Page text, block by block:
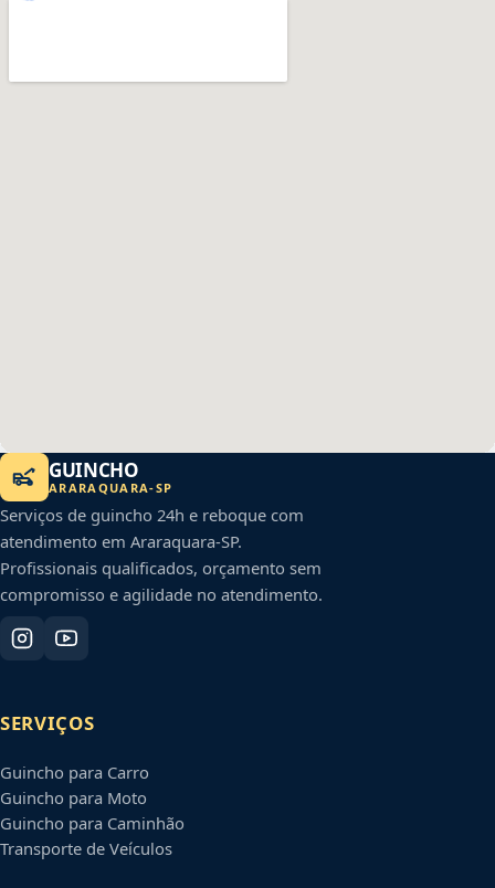
GUINCHO
ARARAQUARA-SP
Serviços de guincho 24h e reboque com
atendimento em Araraquara-SP.
Profissionais qualificados, orçamento sem
compromisso e agilidade no atendimento.
SERVIÇOS
Guincho para Carro
Guincho para Moto
Guincho para Caminhão
Transporte de Veículos